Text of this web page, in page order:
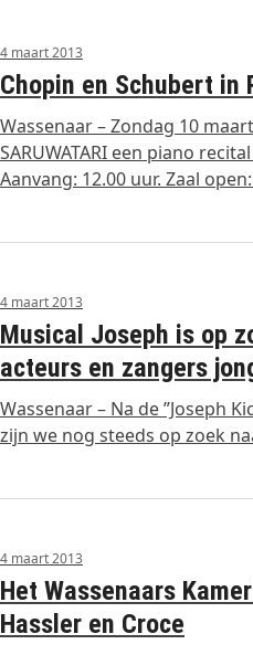
4 maart 2013
Chopin en Schubert in
Wassenaar – Zondag 10
SARUWATARI een piano
Aanvang: 12.00 uur. Zaal
4 maart 2013
Musical Joseph is op
acteurs en zangers
Wassenaar – Na de ”Joseph
zijn we nog steeds op zoek
4 maart 2013
Het Wassenaars
Hassler en Croce